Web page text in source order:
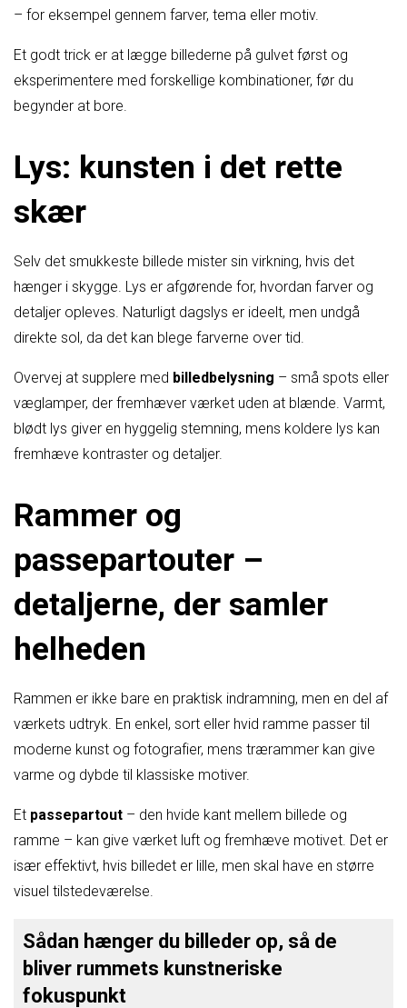
– for eksempel gennem farver, tema eller motiv.
Et godt trick er at lægge billederne på gulvet først og
eksperimentere med forskellige kombinationer, før du
begynder at bore.
Lys: kunsten i det rette
skær
Selv det smukkeste billede mister sin virkning, hvis det
hænger i skygge. Lys er afgørende for, hvordan farver og
detaljer opleves. Naturligt dagslys er ideelt, men undgå
direkte sol, da det kan blege farverne over tid.
Overvej at supplere med billedbelysning – små spots eller
væglamper, der fremhæver værket uden at blænde. Varmt,
blødt lys giver en hyggelig stemning, mens koldere lys kan
fremhæve kontraster og detaljer.
Rammer og
passepartouter –
detaljerne, der samler
helheden
Rammen er ikke bare en praktisk indramning, men en del af
værkets udtryk. En enkel, sort eller hvid ramme passer til
moderne kunst og fotografier, mens trærammer kan give
varme og dybde til klassiske motiver.
Et passepartout – den hvide kant mellem billede og
ramme – kan give værket luft og fremhæve motivet. Det er
især effektivt, hvis billedet er lille, men skal have en større
visuel tilstedeværelse.
Sådan hænger du billeder op, så de
bliver rummets kunstneriske
fokuspunkt